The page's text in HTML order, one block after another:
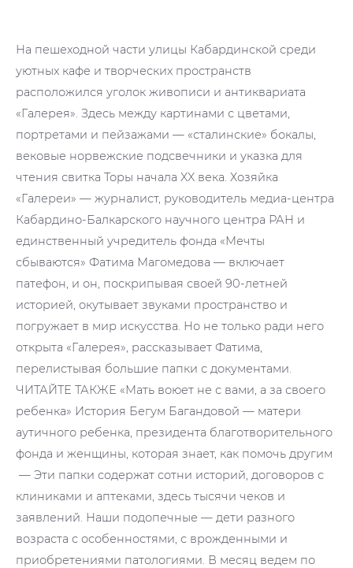
На пешеходной части улицы Кабардинской среди
уютных кафе и творческих пространств
расположился уголок живописи и антиквариата
«Галерея». Здесь между картинами с цветами,
портретами и пейзажами — «сталинские» бокалы,
вековые норвежские подсвечники и указка для
чтения свитка Торы начала XX века. Хозяйка
«Галереи» — журналист, руководитель медиа-центра
Кабардино-Балкарского научного центра РАН и
единственный учредитель фонда «Мечты
сбываются» Фатима Магомедова — включает
патефон, и он, поскрипывая своей 90-летней
историей, окутывает звуками пространство и
погружает в мир искусства. Но не только ради него
открыта «Галерея», рассказывает Фатима,
перелистывая большие папки с документами.
ЧИТАЙТЕ ТАКЖЕ «Мать воюет не с вами, а за своего
ребенка» История Бегум Багандовой — матери
аутичного ребенка, президента благотворительного
фонда и женщины, которая знает, как помочь другим
— Эти папки содержат сотни историй, договоров с
клиниками и аптеками, здесь тысячи чеков и
заявлений. Наши подопечные — дети разного
возраста с особенностями, с врожденными и
приобретениями патологиями. В месяц ведем по